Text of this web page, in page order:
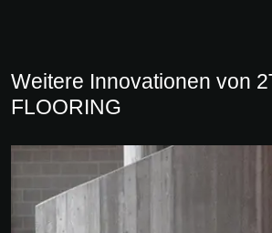
Weitere Innovationen von
FLOORING